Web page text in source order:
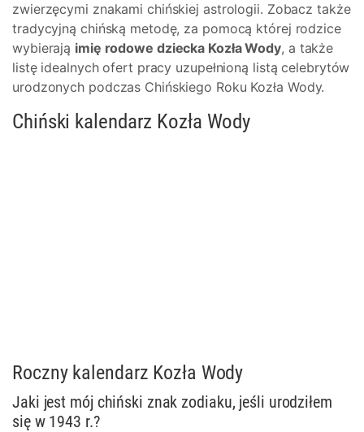
zwierzęcymi znakami chińskiej astrologii. Zobacz także
tradycyjną chińską metodę, za pomocą której rodzice
wybierają imię rodowe dziecka Kozła Wody, a także
listę idealnych ofert pracy uzupełnioną listą celebrytów
urodzonych podczas Chińskiego Roku Kozła Wody.
Chiński kalendarz Kozła Wody
Roczny kalendarz Kozła Wody
Jaki jest mój chiński znak zodiaku, jeśli urodziłem
się w 1943 r.?